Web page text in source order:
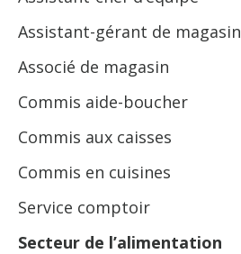
Assistant-gérant de magasin
Associé de magasin
Commis aide-boucher
Commis aux caisses
Commis en cuisines
Service comptoir
Secteur de l’alimentation